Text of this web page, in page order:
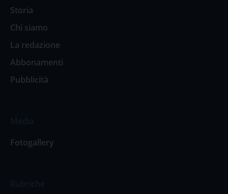
Storia
Chi siamo
La redazione
Abbonamenti
Pubblicità
Fotogallery